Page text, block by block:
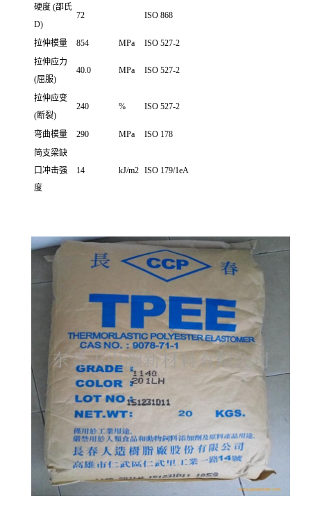
硬度 (邵氏
D)
72 ISO 868
拉伸模量 854 MPa
ISO 527-2
拉伸应力
(屈服)
40.0 MPa ISO 527-2
拉伸应变
(断裂)
240 % ISO 527-2
弯曲模量 290 MPa
ISO 178
简支梁缺
口冲击强
度
14 kJ/m2 ISO 179/1eA